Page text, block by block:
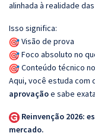
alinhada à realidade
Isso significa:
Visão de prova
Foco absoluto no
Conteúdo técnico
Aqui, você estuda com
aprovaçãoe sabe
Reinvenção 2026:
mercado.